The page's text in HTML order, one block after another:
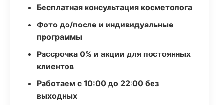
Бесплатная консультация косметолога
Фото до/после и индивидуальные
программы
Рассрочка 0% и акции для постоянных
клиентов
Работаем с 10:00 до 22:00 без
выходных